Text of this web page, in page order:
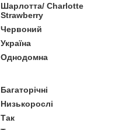
Шарлотта/ Charlotte
Strawberry
Червоний
Україна
Однодомна
Багаторічні
Низькорослі
Так